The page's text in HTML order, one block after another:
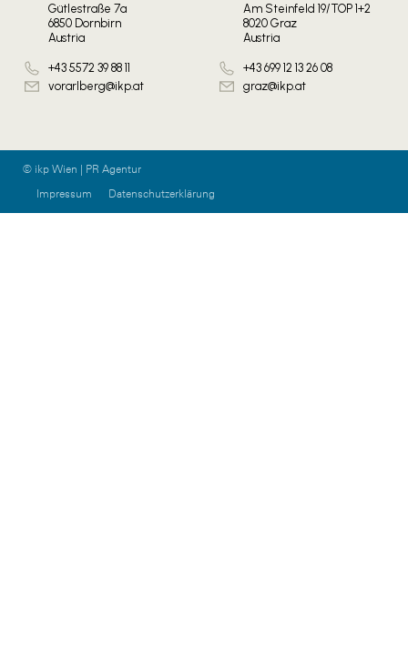
Gütlestraße 7a
6850 Dornbirn
Austria
+43 5572 39 88 11
vorarlberg@ikp.at
Am Steinfeld 19/TOP 1+2
8020 Graz
Austria
+43 699 12 13 26 08
graz@ikp.at
© ikp Wien | PR Agentur
Impressum
Datenschutzerklärung